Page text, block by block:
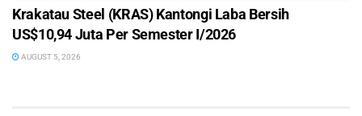
Krakatau Steel (KRAS) Kantongi Laba Bersih
US$10,94 Juta Per Semester I/2026
AUGUST 5, 2026